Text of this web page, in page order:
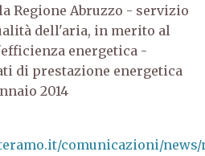
Regione Abruzzo - servizio
dell'aria, in merito al
energetica -
di prestazione energetica
2014
comunicazioni/